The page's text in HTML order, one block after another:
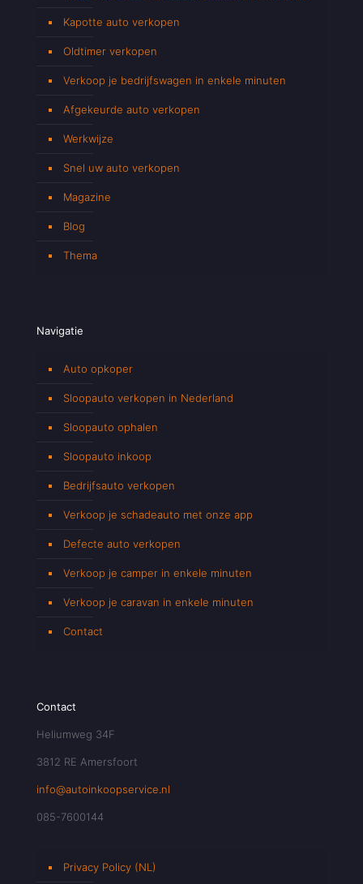
Kapotte auto verkopen
Oldtimer verkopen
Verkoop je bedrijfswagen in enkele minuten
Afgekeurde auto verkopen
Werkwijze
Snel uw auto verkopen
Magazine
Blog
Thema
Navigatie
Auto opkoper
Sloopauto verkopen in Nederland
Sloopauto ophalen
Sloopauto inkoop
Bedrijfsauto verkopen
Verkoop je schadeauto met onze app
Defecte auto verkopen
Verkoop je camper in enkele minuten
Verkoop je caravan in enkele minuten
Contact
Contact
Heliumweg 34F
3812 RE Amersfoort
info@autoinkoopservice.nl
085-7600144
Privacy Policy (NL)